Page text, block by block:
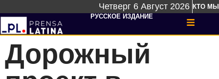
Четверг 6 Август 2026 КТО МЫ
РУССКОЕ ИЗДАНИЕ
Дорожный